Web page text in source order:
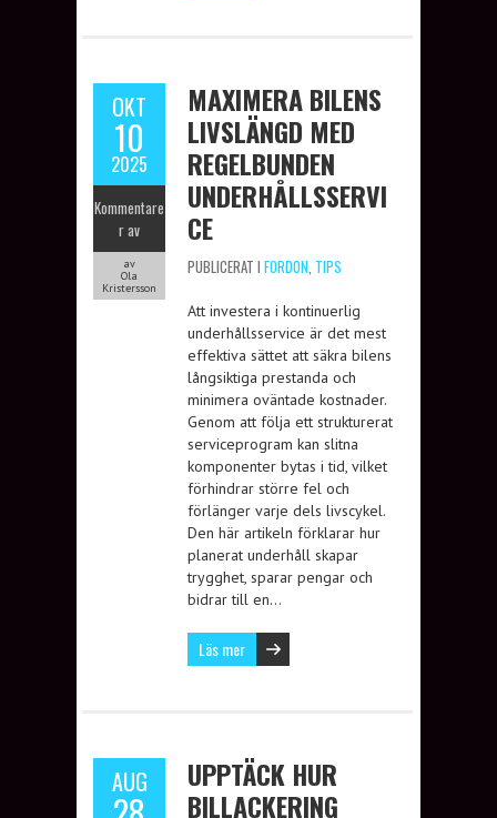
OKT
10
2025
Kommentare
r av
av
Ola
Kristersson
MAXIMERA BILENS
LIVSLÄNGD MED
REGELBUNDEN
UNDERHÅLLSSERVI
CE
PUBLICERAT I FORDON TIPS
Att investera i kontinuerlig
underhållsservice är det mest
effektiva sättet att säkra bilens
långsiktiga prestanda och
minimera oväntade kostnader.
Genom att följa ett strukturerat
serviceprogram kan slitna
komponenter bytas i tid, vilket
förhindrar större fel och
förlänger varje dels livscykel.
Den här artikeln förklarar hur
planerat underhåll skapar
trygghet, sparar pengar och
bidrar till en…
Läs mer
AUG
UPPTÄCK HUR
BILLACKERING